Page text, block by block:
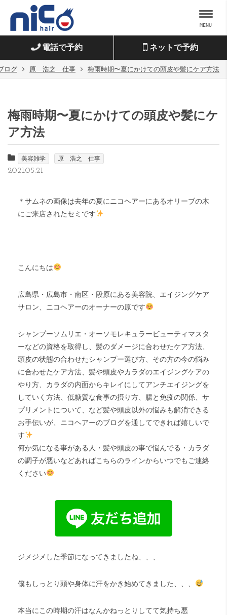
電話で予約 ネットで予約
ログ 原 浩之 仕事 梅雨時期〜夏にかけての頭皮や髪にケア方法
梅雨時期〜夏にかけての頭皮や髪にケ
ア方法
美容雑学 原 浩之 仕事
2021.05.21
＊サムネの画像は去年の夏にニコヘアーにあるオリーブの木
にご来店されたセミです
こんにちは
広島県・広島市・南区・段原にある美容院、エイジングケア
サロン、ニコヘアーのオーナーの原です
シャンプーソムリエ・オーソモレキュラービューティマスタ
ーなどの資格を取得し、髪のダメージに合わせたケア方法、
頭皮の状態の合わせたシャンプー選び方、その方の今の悩み
に合わせたケア方法、髪や頭皮やカラダのエイジングケアの
やり方、カラダの内面からキレイにしてアンチエイジングを
していく方法、低糖質な食事の摂り方、腸と免疫の関係、サ
プリメントについて、など髪や頭皮以外の悩みも解消できる
お手伝いが、ニコヘアーのブログを通してできれば嬉しいで
す
何か気になる事がある人・髪や頭皮の事で悩んでる・カラダ
の調子が悪いなどあればこちらのラインからいつでもご連絡
ください
ジメジメした季節になってきましたね、、、
僕もしっとり頭や身体に汗をかき始めてきました、、、
本当にこの時期の汗はなんかねっとりしてて気持ち悪
MENU